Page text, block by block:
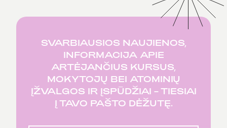
SVARBIAUSIOS NAUJIENOS,
INFORMACIJA APIE
ARTĖJANČIUS KURSUS,
MOKYTOJŲ BEI ATOMINIŲ
ĮŽVALGOS IR ĮSPŪDŽIAI – TIESIAI
Į TAVO PAŠTO DĖŽUTĘ.